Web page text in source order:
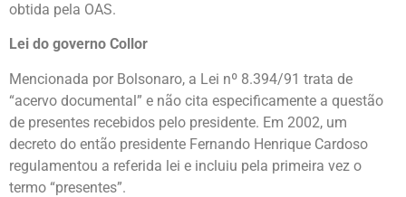
obtida pela OAS.
Lei do governo Collor
Mencionada por Bolsonaro, a Lei nº 8.394/91 trata de
“acervo documental” e não cita especificamente a questão
de presentes recebidos pelo presidente. Em 2002, um
decreto do então presidente Fernando Henrique Cardoso
regulamentou a referida lei e incluiu pela primeira vez o
termo “presentes”.